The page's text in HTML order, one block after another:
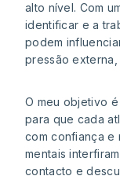
alto nível. Com
identificar e a
podem
pressão
O meu objetivo
para que cada
com confiança e
mentais
contacto e